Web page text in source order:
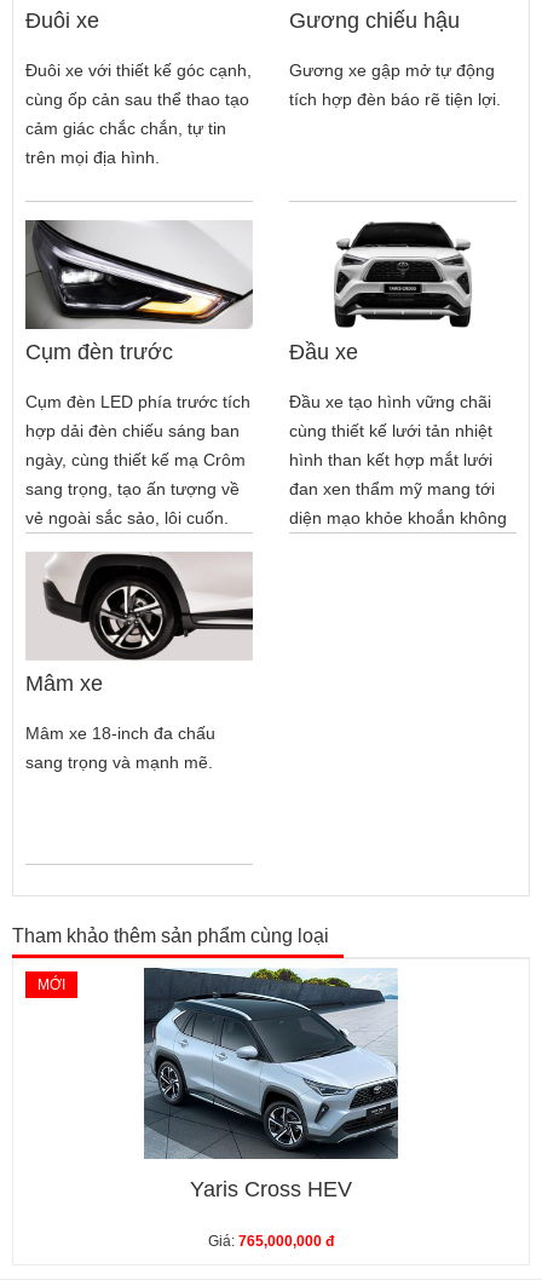
Đuôi xe
Đuôi xe với thiết kế góc cạnh,
cùng ốp cản sau thể thao tạo
cảm giác chắc chắn, tự tin
trên mọi địa hình.
Gương chiếu hậu
Gương xe gập mở tự động
tích hợp đèn báo rẽ tiện lợi.
Cụm đèn trước
Cụm đèn LED phía trước tích
hợp dải đèn chiếu sáng ban
ngày, cùng thiết kế mạ Crôm
sang trọng, tạo ấn tượng về
vẻ ngoài sắc sảo, lôi cuốn.
Đầu xe
Đầu xe tạo hình vững chãi
cùng thiết kế lưới tản nhiệt
hình than kết hợp mắt lưới
đan xen thẩm mỹ mang tới
diện mạo khỏe khoắn không
Mâm xe
Mâm xe 18-inch đa chấu
sang trọng và mạnh mẽ.
Tham khảo thêm sản phẩm cùng loại
MỚI
Yaris Cross HEV
Giá: 765,000,000 đ